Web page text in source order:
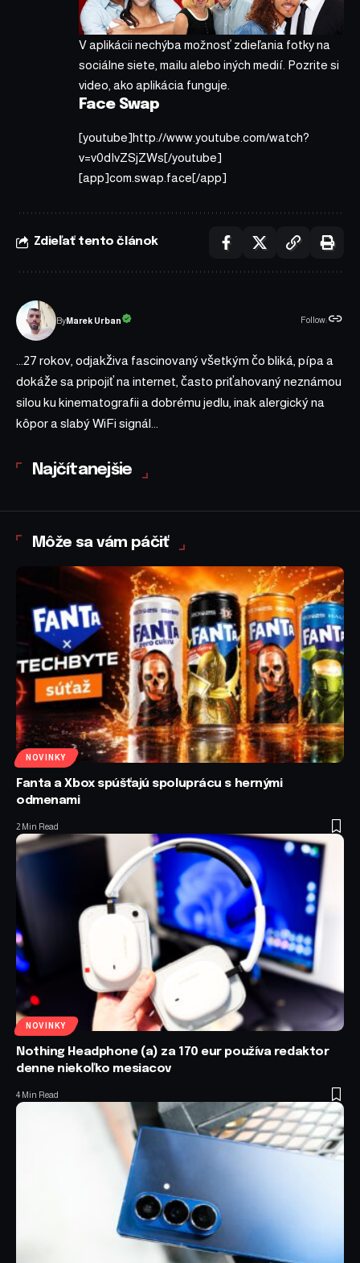
V aplikácii nechýba možnosť zdieľania fotky na
sociálne siete, mailu alebo iných medií. Pozrite si
video, ako aplikácia funguje.
Face Swap
[youtube]http://www.youtube.com/watch?
v=v0dIvZSjZWs[/youtube]
[app]com.swap.face[/app]
Zdieľať tento článok
ByMarek Urban Follow:
...27 rokov, odjakživa fascinovaný všetkým čo bliká, pípa a
dokáže sa pripojiť na internet, často priťahovaný neznámou
silou ku kinematografii a dobrému jedlu, inak alergický na
kôpor a slabý WiFi signál...
Najčítanejšie
Môže sa vám páčiť
NOVINKY
Fanta a Xbox spúšťajú spoluprácu s hernými
odmenami
2 Min Read
NOVINKY
Nothing Headphone (a) za 170 eur používa redaktor
denne niekoľko mesiacov
4 Min Read